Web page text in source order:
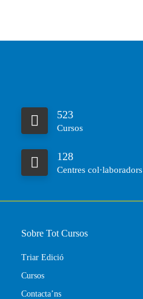
523
Cursos
128
Centres col·laboradors
Sobre Tot Cursos
Triar Edició
Cursos
Contacta’ns